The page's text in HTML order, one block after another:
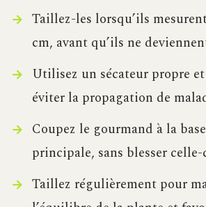
Taillez-les lorsqu’ils
cm, avant qu’ils ne
Utilisez un sécateur propre
éviter la propagation de
Coupez le gourmand à la
principale, sans blesser
Taillez régulièrement pour